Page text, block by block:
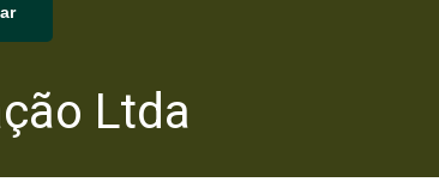
Ltda